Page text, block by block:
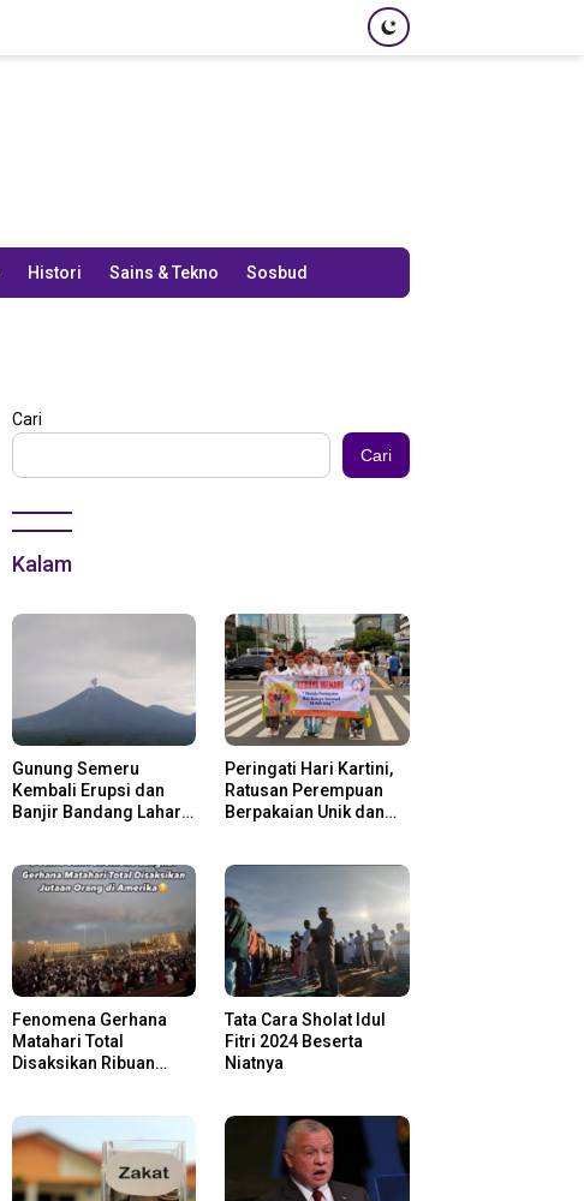
Histori Sains & Tekno Sosbud
Cari
Cari
Kalam
Gunung Semeru
Kembali Erupsi dan
Banjir Bandang Lahar
Peringati Hari Kartini,
Ratusan Perempuan
Berpakaian Unik dan
Fenomena Gerhana
Matahari Total
Disaksikan Ribuan
Tata Cara Sholat Idul
Fitri 2024 Beserta
Niatnya